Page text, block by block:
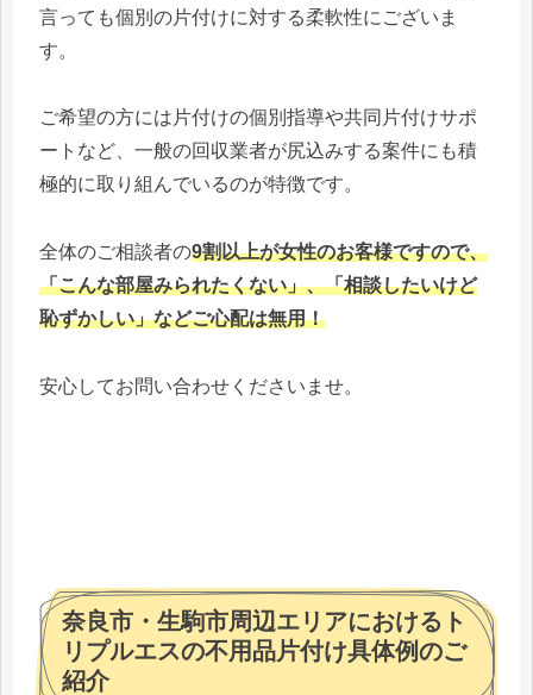
言っても個別の片付けに対する柔軟性にございま
す。
ご希望の方には片付けの個別指導や共同片付けサポ
ートなど、一般の回収業者が尻込みする案件にも積
極的に取り組んでいるのが特徴です。
全体のご相談者の9割以上が女性のお客様ですので、
「こんな部屋みられたくない」、「相談したいけど
恥ずかしい」などご心配は無用！
安心してお問い合わせくださいませ。
奈良市・生駒市周辺エリアにおけるト
リプルエスの不用品片付け具体例のご
紹介